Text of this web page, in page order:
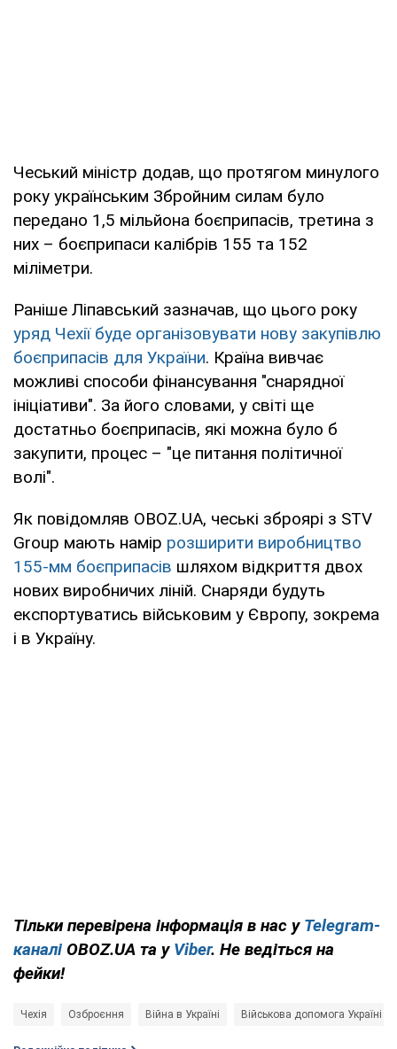
Чеський міністр додав, що протягом минулого
року українським Збройним силам було
передано 1,5 мільйона боєприпасів, третина з
них – боєприпаси калібрів 155 та 152
міліметри.
Раніше Ліпавський зазначав, що цього року
уряд Чехії буде організовувати нову закупівлю
боєприпасів для України. Країна вивчає
можливі способи фінансування "снарядної
ініціативи". За його словами, у світі ще
достатньо боєприпасів, які можна було б
закупити, процес – "це питання політичної
волі".
Як повідомляв OBOZ.UA, чеські зброярі з STV
Group мають намір розширити виробництво
155-мм боєприпасів шляхом відкриття двох
нових виробничих ліній. Снаряди будуть
експортуватись військовим у Європу, зокрема
і в Україну.
Тільки перевірена інформація в нас у Telegram-
каналі OBOZ.UA та у Viber. Не ведіться на
фейки!
Чехія Озброєння Війна в Україні Військова допомога Україні